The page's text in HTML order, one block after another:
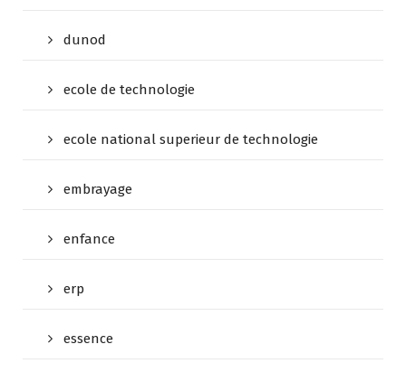
dunod
ecole de technologie
ecole national superieur de technologie
embrayage
enfance
erp
essence